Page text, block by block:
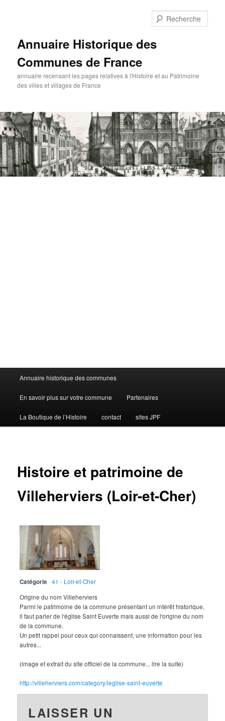
Annuaire Historique des
Communes de France
annuaire recensant les pages relatives à l'Histoire et au Patrimoine
des villes et villages de France
Menu
principal
Annuaire historique des communes
En savoir plus sur votre commune Partenaires
La Boutique de l’Histoire contact sites JPF
Histoire et patrimoine de
Villeherviers (Loir-et-Cher)
Catégorie
41 - Loir-et-Cher
Origine du nom Villeherviers
Parmi le patrimoine de la commune présentant un intérêt historique,
il faut parler de l'église Saint Euverte mais aussi de l'origine du nom
de la commune.
Un petit rappel pour ceux qui connaissent, une information pour les
autres...
(image et extrait du site officiel de la commune... lire la suite)
http://villeherviers.com/category/leglise-saint-euverte
LAISSER UN